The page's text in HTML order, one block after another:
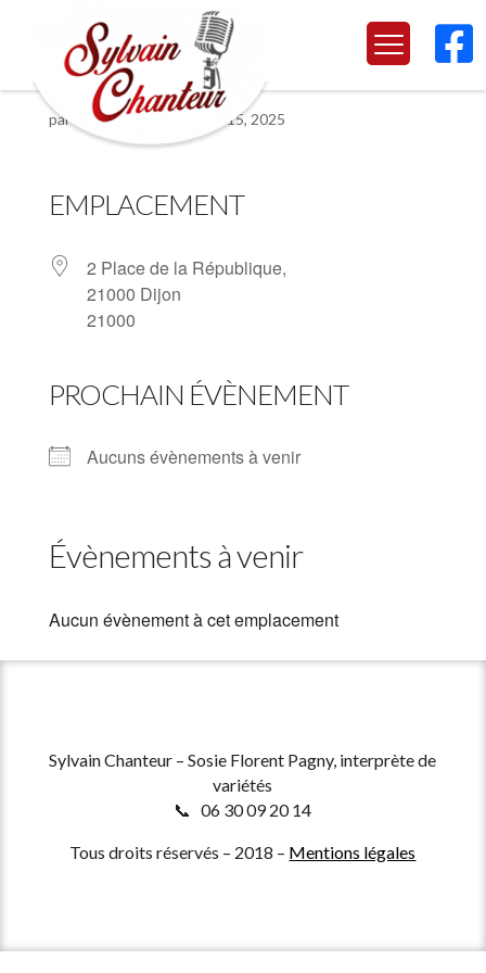

Dijon 21000
par Sylvain Chanteur Avr 15, 2025
EMPLACEMENT
2 Place de la République,
21000 Dijon
21000
PROCHAIN ÉVÈNEMENT
Aucuns évènements à venir
Évènements à venir
Aucun évènement à cet emplacement
Sylvain Chanteur – Sosie Florent Pagny, interprète de
variétés
📞 06 30 09 20 14
Tous droits réservés – 2018 – Mentions légales